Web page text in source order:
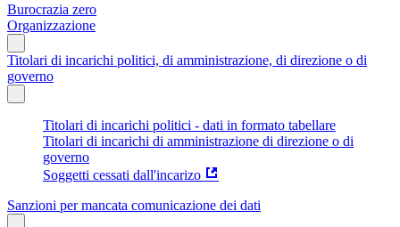
Burocrazia zero
Organizzazione
Titolari di incarichi politici, di amministrazione, di direzione o di
governo
Titolari di incarichi politici - dati in formato tabellare
Titolari di incarichi di amministrazione di direzione o di
governo
Soggetti cessati dall'incarizo
Sanzioni per mancata comunicazione dei dati